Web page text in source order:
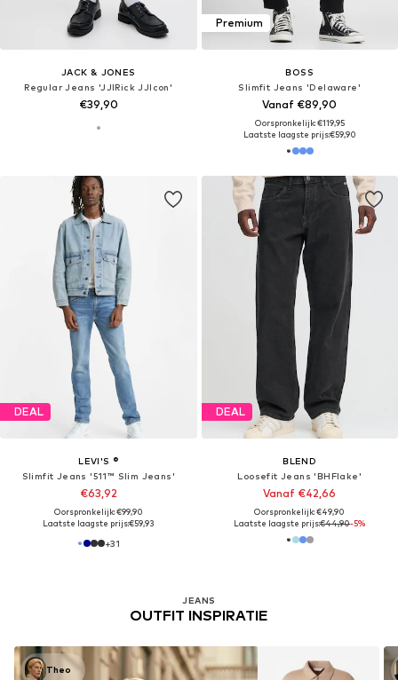
JACK & JONES
Regular Jeans 'JJIRick JJIcon'
€39,90
Premium
BOSS
Slimfit Jeans 'Delaware'
Vanaf €89,90
Oorspronkelijk: €119,95
Laatste laagste prijs:€59,90
DEAL
LEVI'S ®
Slimfit Jeans '511™ Slim Jeans'
€63,92
Oorspronkelijk: €99,90
Laatste laagste prijs:€59,93
+31
DEAL
BLEND
Loosefit Jeans 'BHFlake'
Vanaf €42,66
Oorspronkelijk: €49,90
Laatste laagste prijs:€44,90-5%
JEANS
OUTFIT INSPIRATIE
Theo